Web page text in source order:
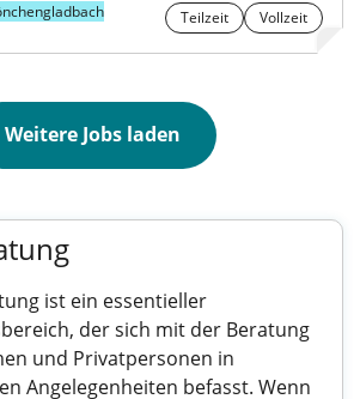
Teilzeit Vollzeit
Weitere Jobs laden
ist ein essentieller
der sich mit der Beratung
und Privatpersonen in
Angelegenheiten befasst. Wenn